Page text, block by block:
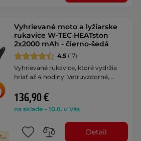
Výmena veľkosti zadarmo
Vyhrievané moto a lyžiarske
rukavice W-TEC HEATston
2x2000 mAh - čierno-šedá
4.5 (17)
Vyhrievané rukavice, ktoré vydržia
hriať až 4 hodiny! Vetruvzdorné, …
136,90 €
na sklade – 10.8. u Vás
Detail